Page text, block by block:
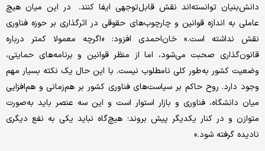
دانش‌بنیان توانسته‌اند نقش قابل‌توجهی ایفا کنند. در این میان هیچ
عاملی به اندازه قوانین و چارچوب‌های حقوقی در اثرگذاری بر حوزه فناوری
نقش نداشته است.» خان‌احمدی افزود: «اگرچه معمولا کمتر درباره
قانون‌گذاری صحبت می‌شود، اما از منظر قوانین و برنامه‌های حمایتی،
وضعیت کشور به‌طور کلی نامطلوب نیست. با این حال یک نکته بسیار مهم
وجود دارد. روح حاکم بر سیاست‌های فناوری کشور بر هم‌زمانی و هم‌افزایی
میان دانشگاه، فناوری و بازار استوار است و این سه عنصر باید به‌صورت
متوازن و در کنار یکدیگر پیش بروند؛ هیچ‌گاه نباید یکی به نفع دیگری
نادیده گرفته شود.»